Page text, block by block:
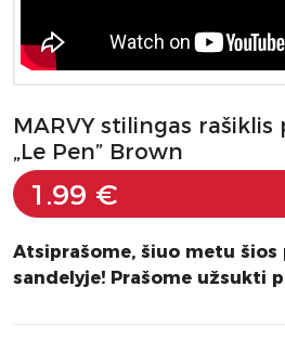
MARVY stilingas
„Le Pen” Brown
1.99 €
Atsiprašome, šiuo metu šios
sandelyje! Prašome užsukti